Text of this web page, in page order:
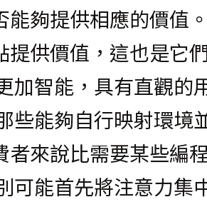
夠提供相應的價值
供價值，這也是它
加智能，具有直觀的
些能夠自行映射環境
來說比需要某些編
可能首先將注意力